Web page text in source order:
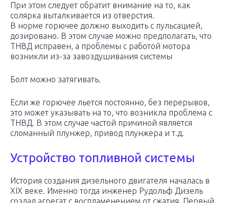
При этом следует обратит внимание на то, как
солярка выталкивается из отверстия.
В норме горючее должно выходить с пульсацией,
дозировано. В этом случае можно предполагать, что
ТНВД исправен, а проблемы с работой мотора
возникли из-за завоздушивания системы
Болт можно затягивать.
Если же горючее льется постоянно, без перерывов,
это может указывать на то, что возникла проблема с
ТНВД. В этом случае частой причиной является
сломанный плунжер, привод плунжера и т.д.
Устройство топливной системы
История создания дизельного двигателя началась в
XIX веке. Именно тогда инженер Рудольф Дизель
создал агрегат с воспламенением от сжатия. Первый